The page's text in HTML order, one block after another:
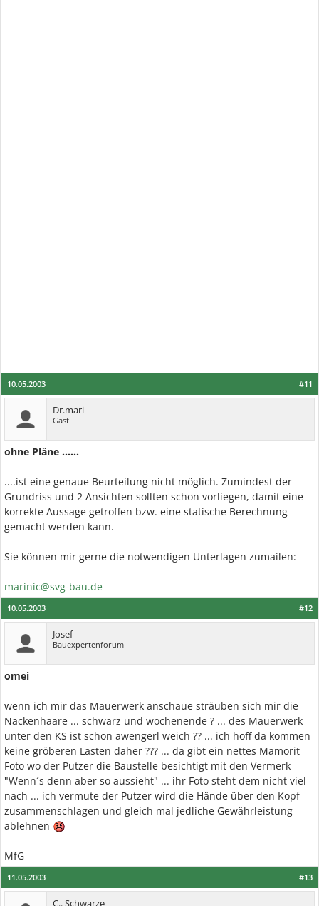
#11
10.05.2003
Dr.mari
Gast
ohne Pläne ......
....ist eine genaue Beurteilung nicht möglich. Zumindest der
Grundriss und 2 Ansichten sollten schon vorliegen, damit eine
korrekte Aussage getroffen bzw. eine statische Berechnung
gemacht werden kann.
Sie können mir gerne die notwendigen Unterlagen zumailen:
marinic@svg-bau.de
#12
10.05.2003
Josef
Bauexpertenforum
omei
wenn ich mir das Mauerwerk anschaue sträuben sich mir die
Nackenhaare ... schwarz und wochenende ? ... des Mauerwerk
unter den KS ist schon awengerl weich ?? ... ich hoff da kommen
keine gröberen Lasten daher ??? ... da gibt ein nettes Mamorit
Foto wo der Putzer die Baustelle besichtigt mit den Vermerk
"Wenn´s denn aber so aussieht" ... ihr Foto steht dem nicht viel
nach ... ich vermute der Putzer wird die Hände über den Kopf
zusammenschlagen und gleich mal jedliche Gewährleistung
ablehnen
MfG
#13
11.05.2003
C.. Schwarze